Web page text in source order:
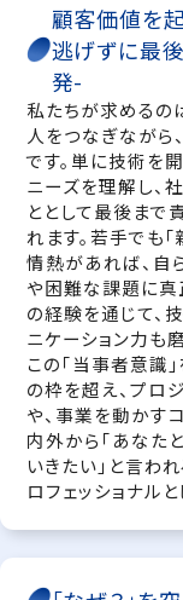
顧客価値を起
逃げずに最
発-
私たちが求めるの
人をつなぎながら
です。単に技術を
ニーズを理解し、
ととして最後まで
れます。若手でも
情熱があれば、自
や困難な課題に真
の経験を通じて、
ニケーション力も
この「当事者意識
の枠を超え、プロ
や、事業を動かす
内外から「あなた
いきたい」と言わ
ロフェッショナル